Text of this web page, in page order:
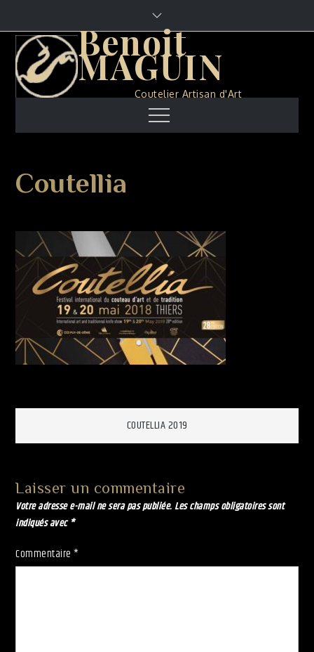
content
Benoit
MAGUIN
Coutelier Artisan d'Art
Menu
Coutellia
Navigation
l’article
COUTELLIA 2019
Laisser un commentaire
Votre adresse e-mail ne sera pas publiée. Les champs obligatoires sont
indiqués avec*
Commentaire*